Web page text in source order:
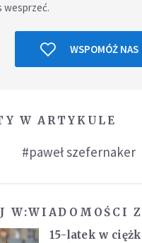
wesprzeć.
WSPOMÓŻ NAS
W ARTYKULE
#paweł szefernaker
W:WIADOMOŚCI
15-latek w